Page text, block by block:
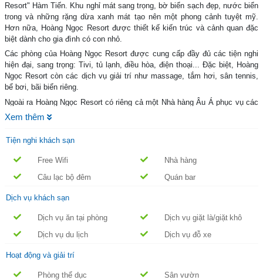
Resort" Hàm Tiến. Khu nghỉ mát sang trọng, bờ biển sạch đẹp, nước biển
trong và những rặng dừa xanh mát tạo nên một phong cảnh tuyệt mỹ.
Hơn nữa, Hoàng Ngọc Resort được thiết kế kiến trúc và cảnh quan đặc
biệt dành cho gia đình có con nhỏ.
Các phòng của Hoàng Ngọc Resort được cung cấp đầy đủ các tiện nghi
hiện đại, sang trọng: Tivi, tủ lạnh, điều hòa, điện thoại... Đặc biệt, Hoàng
Ngọc Resort còn các dịch vụ giải trí như massage, tắm hơi, sân tennis,
bể bơi, bãi biển riêng.
Ngoài ra Hoàng Ngọc Resort có riêng cả một Nhà hàng Âu Á phục vụ các
món ăn đặc sản cho từng nhu cầu riêng biệt của quý khách. Thêm vào đó
cho du khách cảm thấy hài lòng bởi chất lượng phục vụ ở nơi đây.
Xem thêm
Tiện nghi khách sạn
Free Wifi
Nhà hàng
Câu lạc bộ đêm
Quán bar
Dịch vụ khách sạn
Dịch vụ ăn tại phòng
Dịch vụ giặt là/giặt khô
Dịch vụ du lịch
Dịch vụ đỗ xe
Hoạt động và giải trí
Phòng thể dục
Sân vườn